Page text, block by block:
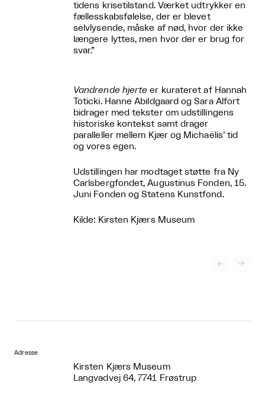
tidens krisetilstand. Værket udtrykker en
fællesskabsfølelse, der er blevet
selvlysende, måske af nød, hvor der ikke
længere lyttes, men hvor der er brug for
svar.”
Vandrende hjerteer kurateret af Hannah
Toticki. Hanne Abildgaard og Sara Alfort
bidrager med tekster om udstillingens
historiske kontekst samt drager
paralleller mellem Kjær og Michaëlis’ tid
og vores egen.
Udstillingen har modtaget støtte fra Ny
Carlsbergfondet, Augustinus Fonden, 15.
Juni Fonden og Statens Kunstfond.
Kilde: Kirsten Kjærs Museum
 
Adresse
Kirsten Kjærs Museum
Langvadvej 64, 7741 Frøstrup